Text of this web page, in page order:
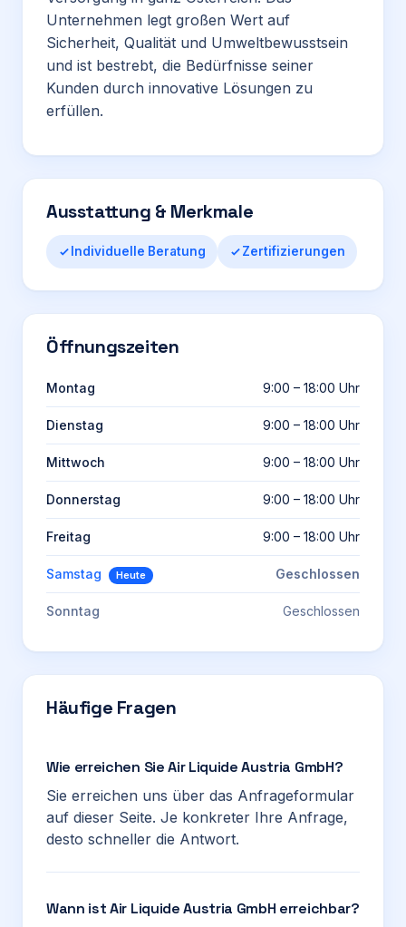
Unternehmen legt großen Wert auf
Sicherheit, Qualität und Umweltbewusstsein
und ist bestrebt, die Bedürfnisse seiner
Kunden durch innovative Lösungen zu
erfüllen.
Ausstattung & Merkmale
Individuelle Beratung Zertifizierungen
Öffnungszeiten
Montag 9:00 – 18:00 Uhr
Dienstag 9:00 – 18:00 Uhr
Mittwoch 9:00 – 18:00 Uhr
Donnerstag 9:00 – 18:00 Uhr
Freitag 9:00 – 18:00 Uhr
Samstag Heute Geschlossen
Sonntag Geschlossen
Häufige Fragen
Wie erreichen Sie Air Liquide Austria GmbH?
Sie erreichen uns über das Anfrageformular
auf dieser Seite. Je konkreter Ihre Anfrage,
desto schneller die Antwort.
Wann ist Air Liquide Austria GmbH erreichbar?